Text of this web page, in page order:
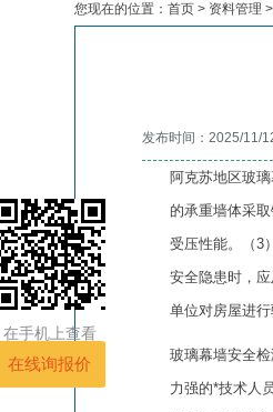
您现在的位置： 首页 > 资料管理 >
发布时间：2025/11/
阿克苏地区玻
的承重墙体采
受压性能。（3
安全隐患时，
单位对房屋进
玻璃幕墙安全
力强的*技术人
在手机上查看